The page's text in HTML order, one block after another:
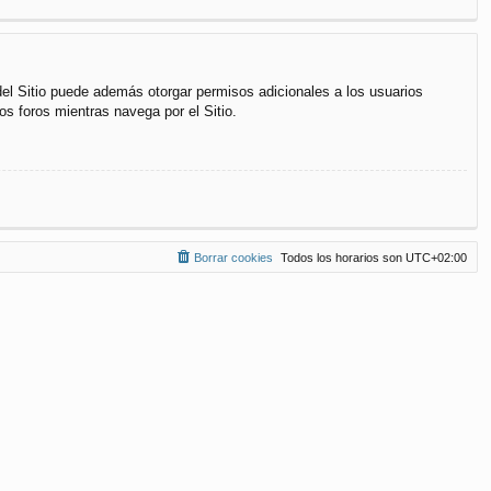
Sitio puede además otorgar permisos adicionales a los usuarios
foros mientras navega por el Sitio.
Todos los horarios son UTC+02:00
Borrar cookies